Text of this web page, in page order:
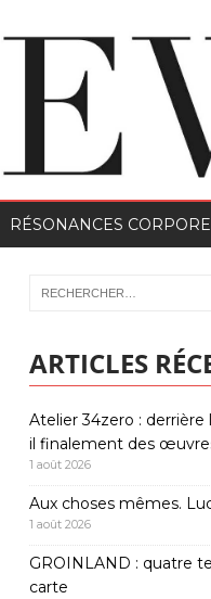
RÉSONANCES
ARTICLES
Atelier 34zero : derrière
il finalement des
1 août 2026
Aux choses mêmes.
1 août 2026
GROINLAND : quatre
carte